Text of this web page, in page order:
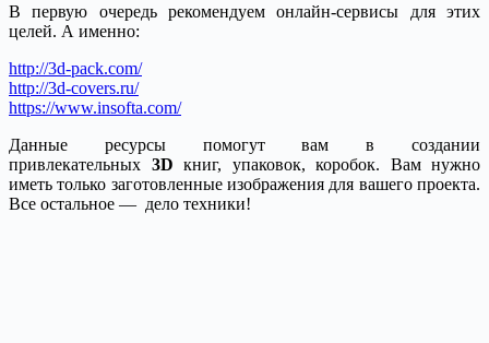
В первую очередь рекомендуем онлайн-сервисы для этих
целей. А именно:
http://3d-pack.com/
http://3d-covers.ru/
https://www.insofta.com/
Данные ресурсы помогут вам в создании
привлекательных 3D книг, упаковок, коробок. Вам нужно
иметь только заготовленные изображения для вашего проекта.
Все остальное — дело техники!